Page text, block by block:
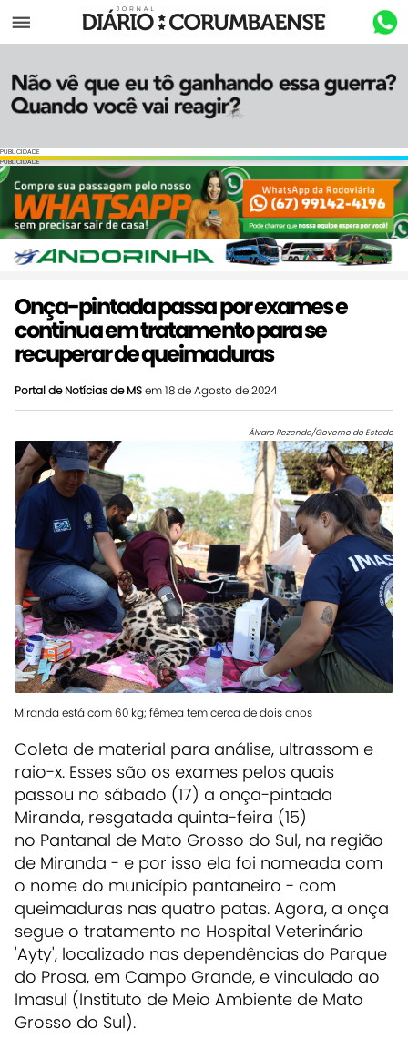
Menu
PUBLICIDADE
PUBLICIDADE
Onça-pintada passa por exames e
continua em tratamento para se
recuperar de queimaduras
Portal de Notícias de MSem 18 de Agosto de 2024
Álvaro Rezende/Governo do Estado
Miranda está com 60 kg; fêmea tem cerca de dois anos
Coleta de material para análise, ultrassom e
raio-x. Esses são os exames pelos quais
passou no sábado (17) a onça-pintada
Miranda, resgatada quinta-feira (15)
no Pantanal de Mato Grosso do Sul, na região
de Miranda - e por isso ela foi nomeada com
o nome do município pantaneiro - com
queimaduras nas quatro patas. Agora, a onça
segue o tratamento no Hospital Veterinário
'Ayty', localizado nas dependências do Parque
do Prosa, em Campo Grande, e vinculado ao
Imasul (Instituto de Meio Ambiente de Mato
Grosso do Sul).